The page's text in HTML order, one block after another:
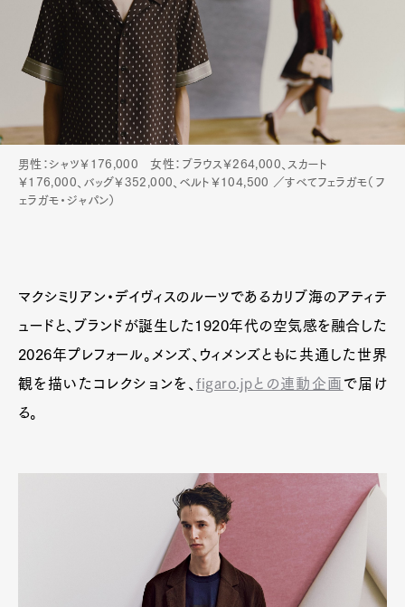
男性：シャツ￥176,000 女性：ブラウス￥264,000、スカート
￥176,000、バッグ￥352,000、ベルト￥104,500 ／すべてフェラガモ（フ
ェラガモ・ジャパン）
マクシミリアン・デイヴィスのルーツであるカリブ海のアティテ
ュードと、ブランドが誕生した1920年代の空気感を融合した
2026年プレフォール。メンズ、ウィメンズともに共通した世界
観を描いたコレクションを、figaro.jpとの連動企画 で届け
る。